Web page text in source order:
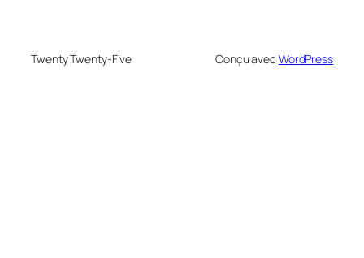
Twenty Twenty-Five Conçu avec WordPress